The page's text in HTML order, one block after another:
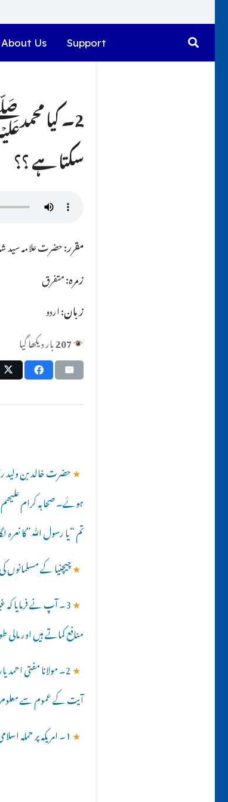
About Us Support
2۔ کیا
سکتا ہے ؟؟
مقرر:حضرت علامہ سید
زمرہ:متفرق
زبان:اردو
207بار دیکھا گیا
★حضرت خالد بن
ہوئے۔ صحابہ کرام
تم “یا رسول ﷲ”کا نعرہ
★چیچنیا کے
★ 3۔ آپ نے فرمایا کہ
منافع کماتے ہیں اور
★
آیت کے عموم سے معلوم ہوا
★1۔ امریکہ پر حملہ اسلامی نقطہء نظر سے صحیح ہے یا غلط؟؟